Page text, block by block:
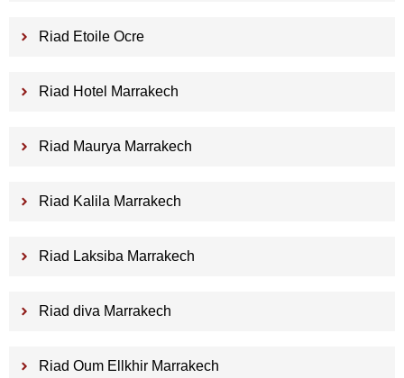
Riad Etoile Ocre
Riad Hotel Marrakech
Riad Maurya Marrakech
Riad Kalila Marrakech
Riad Laksiba Marrakech
Riad diva Marrakech
Riad Oum Ellkhir Marrakech